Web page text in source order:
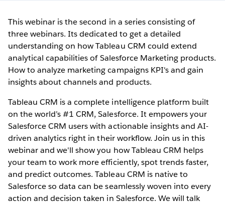
This webinar is the second in a series consisting of
three webinars. Its dedicated to get a detailed
understanding on how Tableau CRM could extend
analytical capabilities of Salesforce Marketing products.
How to analyze marketing campaigns KPI's and gain
insights about channels and products.
Tableau CRM is a complete intelligence platform built
on the world’s #1 CRM, Salesforce. It empowers your
Salesforce CRM users with actionable insights and AI-
driven analytics right in their workflow. Join us in this
webinar and we'll show you how Tableau CRM helps
your team to work more efficiently, spot trends faster,
and predict outcomes. Tableau CRM is native to
Salesforce so data can be seamlessly woven into every
action and decision taken in Salesforce. We will talk